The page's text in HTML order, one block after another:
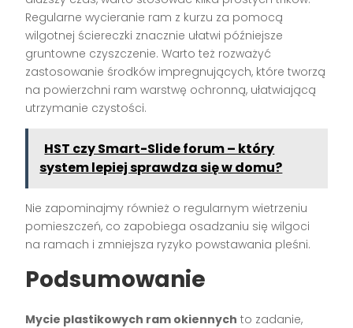
Regularne wycieranie ram z kurzu za pomocą
wilgotnej ściereczki znacznie ułatwi późniejsze
gruntowne czyszczenie. Warto też rozważyć
zastosowanie środków impregnujących, które tworzą
na powierzchni ram warstwę ochronną, ułatwiającą
utrzymanie czystości.
HST czy Smart-Slide forum – który
system lepiej sprawdza się w domu?
Nie zapominajmy również o regularnym wietrzeniu
pomieszczeń, co zapobiega osadzaniu się wilgoci
na ramach i zmniejsza ryzyko powstawania pleśni.
Podsumowanie
Mycie plastikowych ram okiennych to zadanie,